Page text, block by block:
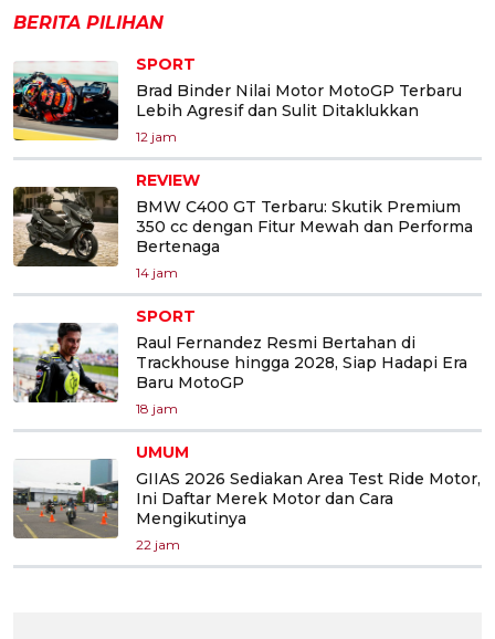
BERITA PILIHAN
SPORT
Brad Binder Nilai Motor MotoGP Terbaru
Lebih Agresif dan Sulit Ditaklukkan
12 jam
REVIEW
BMW C400 GT Terbaru: Skutik Premium
350 cc dengan Fitur Mewah dan Performa
Bertenaga
14 jam
SPORT
Raul Fernandez Resmi Bertahan di
Trackhouse hingga 2028, Siap Hadapi Era
Baru MotoGP
18 jam
UMUM
GIIAS 2026 Sediakan Area Test Ride Motor,
Ini Daftar Merek Motor dan Cara
Mengikutinya
22 jam